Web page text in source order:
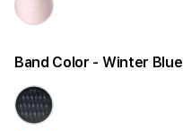
Band Color - Winter Blue